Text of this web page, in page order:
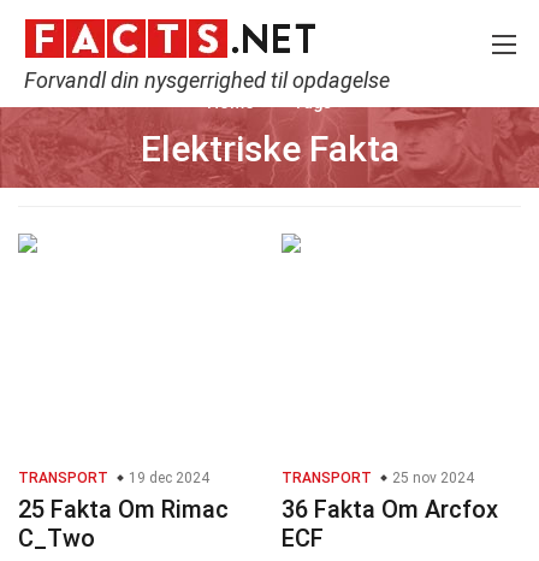
Forvandl din nysgerrighed til opdagelse
Elektriske Fakta
TRANSPORT 19 dec 2024
25 Fakta Om Rimac
C_Two
TRANSPORT 25 nov 2024
36 Fakta Om Arcfox
ECF